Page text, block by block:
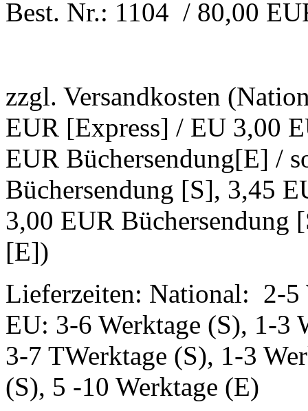
Best. Nr.: 1104 / 80,00
zzgl. Versandkosten
EUR [Express] / EU 3,00
EUR Büchersendung[E] /
Büchersendung [S], 3,45
3,00 EUR Büchersendung
[E])
Lieferzeiten: National: 2-5
EU: 3-6 Werktage (S), 1-3
3-7 TWerktage (S), 1-3
(S), 5 -10 Werktage (E)